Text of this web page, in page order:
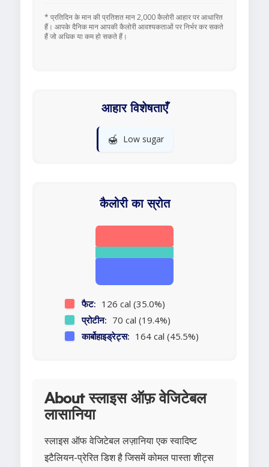
* प्रतिदिन के मान की प्रतिशत मान 2,000 कैलोरी आहार पर आधारित
हैं। आपके दैनिक मान आपकी कैलोरी आवश्यकताओं पर निर्भर कर सकते
हैं जो अधिक या कम हो सकते हैं।
आहार विशेषताएँ
🍯 Low sugar
कैलोरी का स्रोत
फैट: 126 cal (35.0%)
प्रोटीन: 70 cal (19.4%)
कार्बोहाइड्रेट्स: 164 cal (45.5%)
About स्लाइस ऑफ़ वेजिटेबल
लासानिया
स्लाइस ऑफ वेजिटेबल लज़ानिया एक स्वादिष्ट
इटैलियन-प्रेरित डिश है जिसमें कोमल पास्ता शीट्स